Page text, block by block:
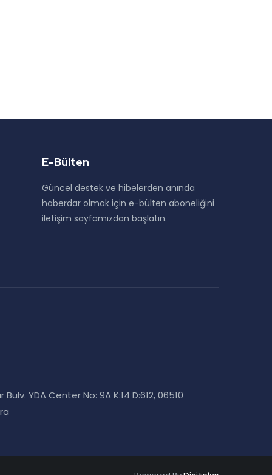
E-Bülten
Güncel destek ve hibelerden anında
haberdar olmak için e-bülten aboneliğini
iletişim sayfamızdan başlatın.
Bulv. YDA Center No: 9A K:14 D:612, 06510